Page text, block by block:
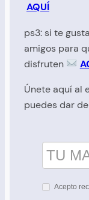
AQUÍ
ps3: si te
amigos para
disfruten
Únete aquí al
puedes dar
Acepto